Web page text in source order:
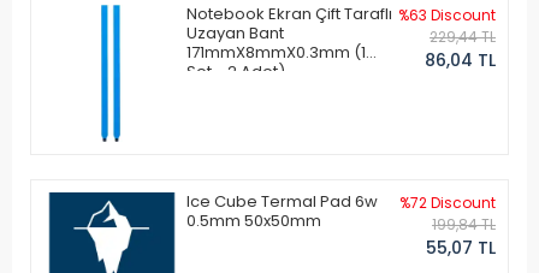
Notebook Ekran Çift Taraflı
Uzayan Bant
171mmX8mmX0.3mm (1
Set - 2 Adet)
%63 Discount
229,44 TL
86,04 TL
Ice Cube Termal Pad 6w
0.5mm 50x50mm
%72 Discount
199,84 TL
55,07 TL